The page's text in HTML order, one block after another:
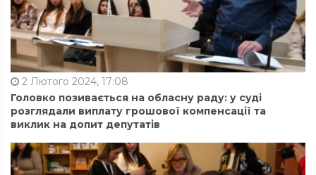
2 Лютого 2024, 17:08
Головко позивається на обласну раду: у суді
розглядали виплату грошової компенсації та
виклик на допит депутатів